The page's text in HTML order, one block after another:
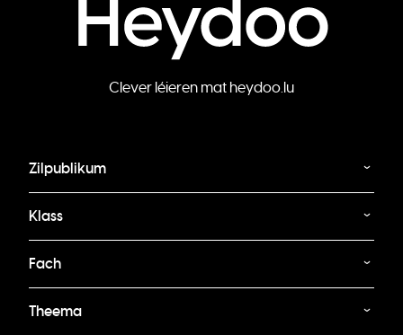
Clever léieren mat heydoo.lu
Zilpublikum
Klass
Fach
Theema